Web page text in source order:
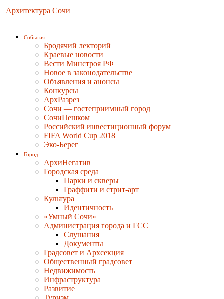
Архитектура Сочи
События
Бродячий лекторий
Краевые новости
Вести Минстроя РФ
Новое в законодательстве
Объявления и анонсы
Конкурсы
АрхРазрез
Сочи — гостеприимный город
СочиПешком
Российский инвестиционный форум
FIFA World Cup 2018
Эко-Берег
Город
АрхиНегатив
Городская среда
Парки и скверы
Граффити и стрит-арт
Культура
Идентичность
«Умный Сочи»
Администрация города и ГСС
Слушания
Документы
Градсовет и Архсекция
Общественный градсовет
Недвижимость
Инфраструктура
Развитие